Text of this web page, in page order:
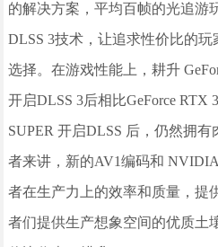
的解决方案，平均百帧的光追游
DLSS 3技术，让追求性价比的
选择。在游戏性能上，耕升
开启DLSS 3后相比GeForce RTX
SUPER 开启DLSS 后，仍然拥
者来讲，新的AV1编码和
者在生产力上的效率和质量，提
者们提供生产想象空间的优质土